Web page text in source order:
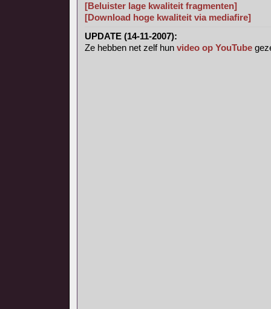
[Beluister lage kwaliteit fragmenten]
[Download hoge kwaliteit via mediafire]
UPDATE (14-11-2007):
Ze hebben net zelf hun video op YouTube